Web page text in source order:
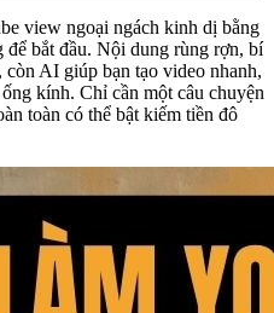
view ngoại ngách kinh dị bằng
bắt đầu. Nội dung rùng rợn, bí
AI giúp bạn tạo video nhanh,
kính. Chỉ cần một câu chuyện
toàn có thể bật kiếm tiền đô